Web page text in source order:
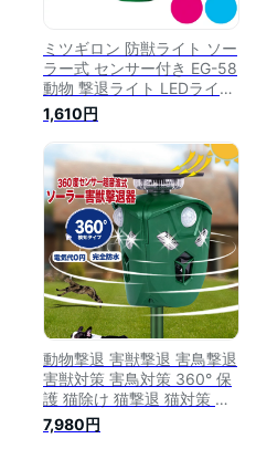
ミツギロン 防獣ライト ソー
ラー式 センサー付き EG-58
動物 撃退ライト LEDライト
工事灯 獣除け 鹿 イノシシ
対策 駆除 害獣忌避 害獣対
策
1,610円
動物撃退 害獣撃退 害鳥撃退
害獣対策 害鳥対策 360° 保
護 猫除け 猫撃退 猫対策 ネ
コ撃退 ネコ対策 野良猫 対
策 撃退 避け ソーラー式 ソ
7,980円